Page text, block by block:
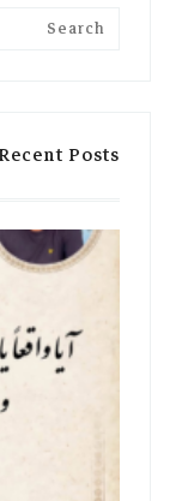
Search
Posts